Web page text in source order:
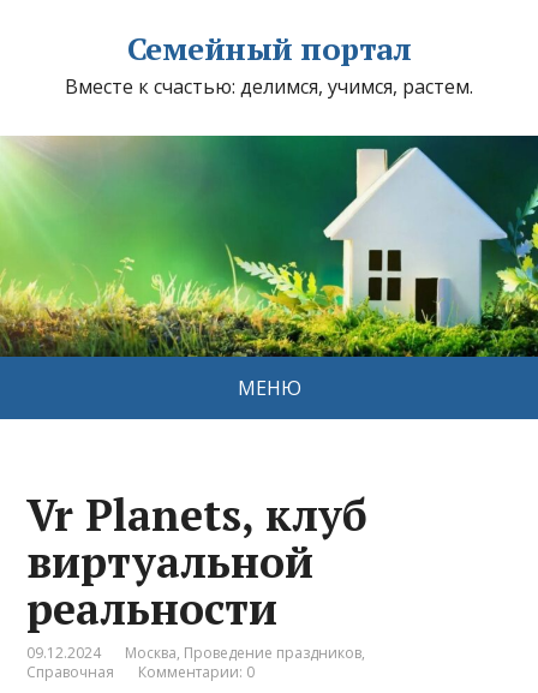
Семейный портал
Вместе к счастью: делимся, учимся, растем.
МЕНЮ
Vr Planets, клуб
виртуальной
реальности
09.12.2024 Москва, Проведение праздников,
Справочная
Комментарии: 0